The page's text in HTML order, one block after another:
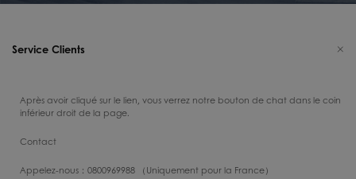
Service Clients
Après avoir cliqué sur le lien, vous verrez notre bouton de chat dans le coin
inférieur droit de la page.
Contact
Appelez-nous：0800969988 （Uniquement pour la France）